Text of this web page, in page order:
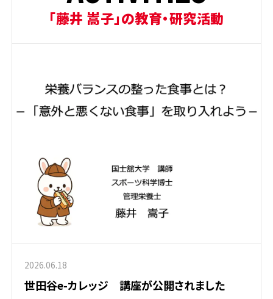
「藤井 嵩子」の教育・研究活動
2026.06.18
世田谷e-カレッジ 講座が公開されました